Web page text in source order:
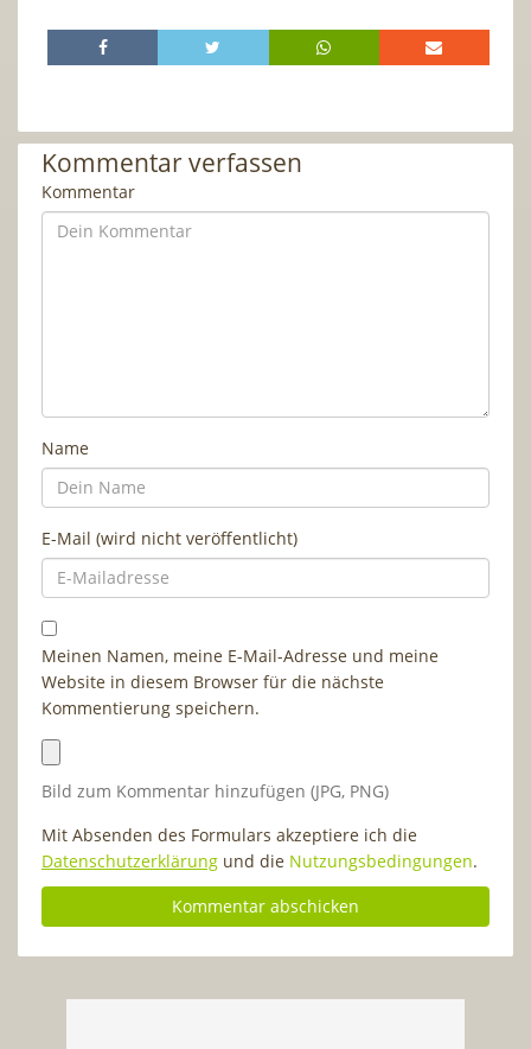
Kommentar verfassen
Kommentar
Name
E-Mail (wird nicht veröffentlicht)
Meinen Namen, meine E-Mail-Adresse und meine
Website in diesem Browser für die nächste
Kommentierung speichern.
Bild zum Kommentar hinzufügen (JPG, PNG)
Mit Absenden des Formulars akzeptiere ich die
Datenschutzerklärung und die Nutzungsbedingungen.